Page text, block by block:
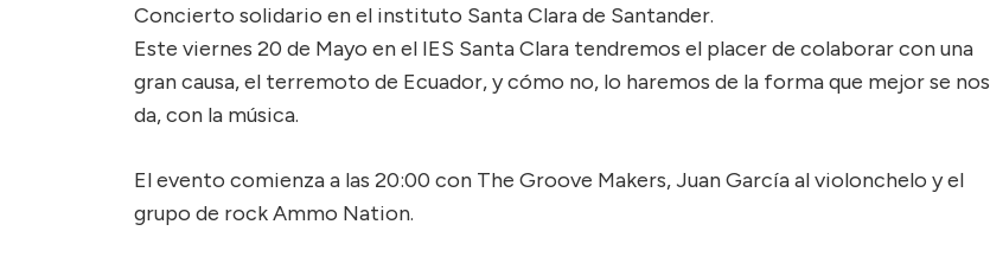
Concierto solidario en el instituto Santa Clara de Santander.
Este viernes 20 de Mayo en el IES Santa Clara tendremos el placer de colaborar con una
gran causa, el terremoto de Ecuador, y cómo no, lo haremos de la forma que mejor se nos
da, con la música.
El evento comienza a las 20:00 con The Groove Makers, Juan García al violonchelo y el
grupo de rock Ammo Nation.